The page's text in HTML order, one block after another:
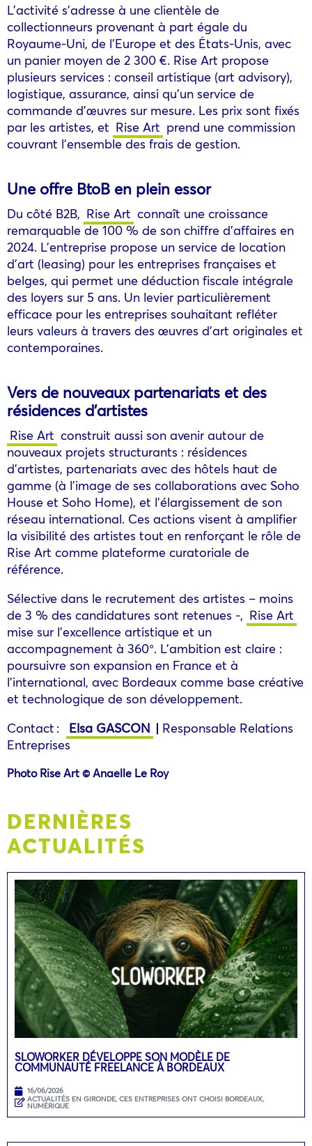
L’activité s’adresse à une clientèle de
collectionneurs provenant à part égale du
Royaume-Uni, de l’Europe et des États-Unis, avec
un panier moyen de 2 300 €. Rise Art propose
plusieurs services : conseil artistique (art advisory),
logistique, assurance, ainsi qu’un service de
commande d’œuvres sur mesure. Les prix sont fixés
par les artistes, et Rise Art prend une commission
couvrant l’ensemble des frais de gestion.
Une offre BtoB en plein essor
Du côté B2B, Rise Art connaît une croissance
remarquable de 100 % de son chiffre d’affaires en
2024. L’entreprise propose un service de location
d’art (leasing) pour les entreprises françaises et
belges, qui permet une déduction fiscale intégrale
des loyers sur 5 ans. Un levier particulièrement
efficace pour les entreprises souhaitant refléter
leurs valeurs à travers des œuvres d’art originales et
contemporaines.
Vers de nouveaux partenariats et des
résidences d’artistes
Rise Art construit aussi son avenir autour de
nouveaux projets structurants : résidences
d’artistes, partenariats avec des hôtels haut de
gamme (à l’image de ses collaborations avec Soho
House et Soho Home), et l’élargissement de son
réseau international. Ces actions visent à amplifier
la visibilité des artistes tout en renforçant le rôle de
Rise Art comme plateforme curatoriale de
référence.
Sélective dans le recrutement des artistes – moins
de 3 % des candidatures sont retenues -, Rise Art
mise sur l’excellence artistique et un
accompagnement à 360°. L’ambition est claire :
poursuivre son expansion en France et à
l’international, avec Bordeaux comme base créative
et technologique de son développement.
Contact :
Elsa GASCON | Responsable Relations
Entreprises
PhotoRise Art © Anaelle Le Roy
DERNIÈRES
ACTUALITÉS
SLOWORKER DÉVELOPPE SON MODÈLE DE
COMMUNAUTÉ FREELANCE À BORDEAUX
16/06/2026
ACTUALITÉS EN GIRONDE, CES ENTREPRISES ONT CHOISI BORDEAUX,
NUMÉRIQUE